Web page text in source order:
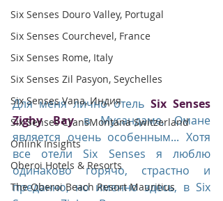
Six Senses Douro Valley, Portugal
Six Senses Courchevel, France
Six Senses Rome, Italy
Six Senses Zil Pasyon, Seychelles
Six Senses Vana, Индия
Six Senses CransMontana Switzerland
Onlink Insights
Oberoi Hotels & Resorts
The Oberoi Beach Resort Mauritius
Для меня лично отель Six Senses
Zighy Bay в Мусандаме, Омане
является очень особенным... Хотя
все отели Six Senses я люблю
одинаково горячо, страстно и
преданно, но именно здесь, в Six